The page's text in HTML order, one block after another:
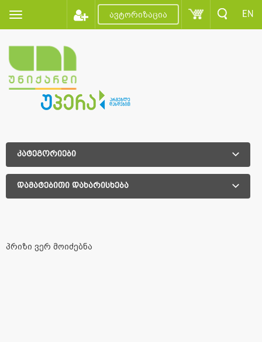
ავტორიზაცია EN
კატეგორიები
დამატებითი დახარისხება
პრიზი ვერ მოიძებნა